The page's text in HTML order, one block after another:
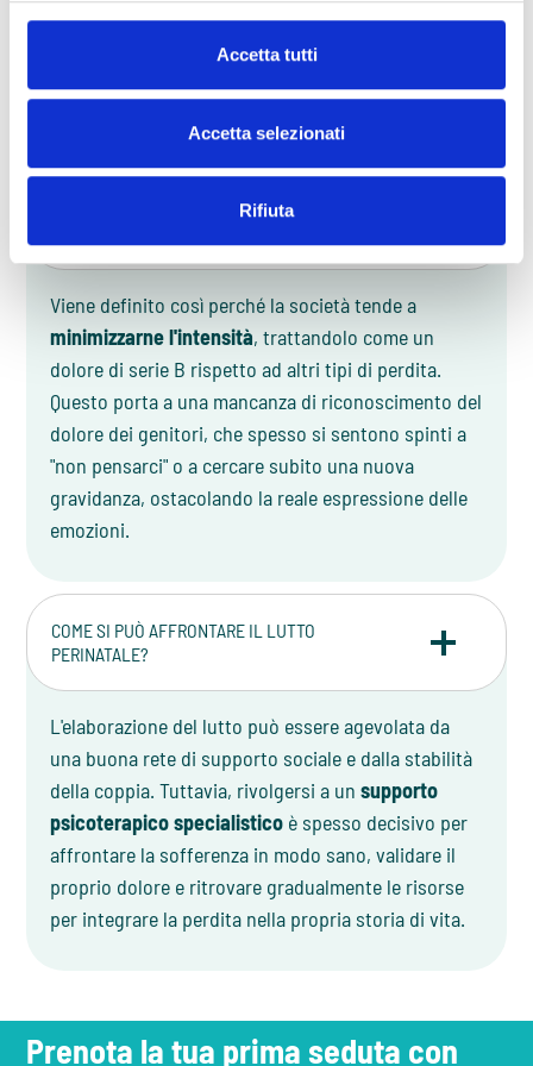
Accetta tutti
Accetta selezionati
Rifiuta
qualsiasi momento della gravidanza (aborto
anno di vita del neonato.
PERCHÉ IL LUTTO PERINATALE VIENE
Viene definito così perché la società tende a
minimizzarne l'intensità, trattandolo come un
dolore di serie B rispetto ad altri tipi di perdita.
Questo porta a una mancanza di riconoscimento del
dolore dei genitori, che spesso si sentono spinti a
"non pensarci" o a cercare subito una nuova
gravidanza, ostacolando la reale espressione delle
emozioni.
COME SI PUÒ AFFRONTARE IL LUTTO
PERINATALE?
L'elaborazione del lutto può essere agevolata da
una buona rete di supporto sociale e dalla stabilità
della coppia. Tuttavia, rivolgersi a unsupporto
psicoterapico specialistico è spesso decisivo per
affrontare la sofferenza in modo sano, validare il
proprio dolore e ritrovare gradualmente le risorse
per integrare la perdita nella propria storia di vita.
Prenota la tua prima seduta con